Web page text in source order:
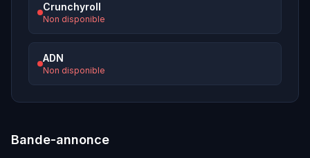
Crunchyroll
Non disponible
ADN
Non disponible
Bande-annonce